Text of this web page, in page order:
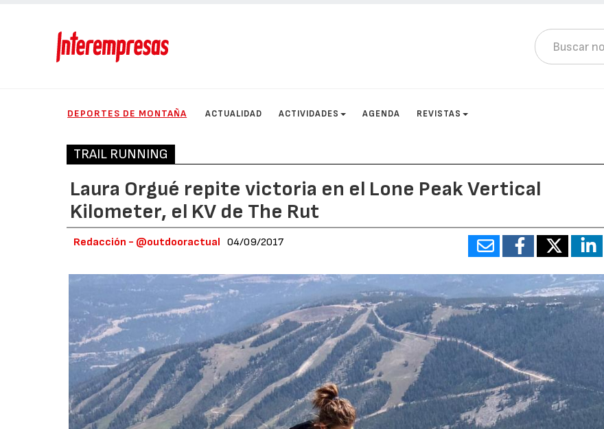
DEPORTES DE MONTAÑA ACTUALIDAD ACTIVIDADES AGENDA REVISTAS
TRAIL RUNNING
Laura Orgué repite victoria en el Lone Peak Vertical
Kilometer, el KV de The Rut
Redacción - @outdooractual 04/09/2017